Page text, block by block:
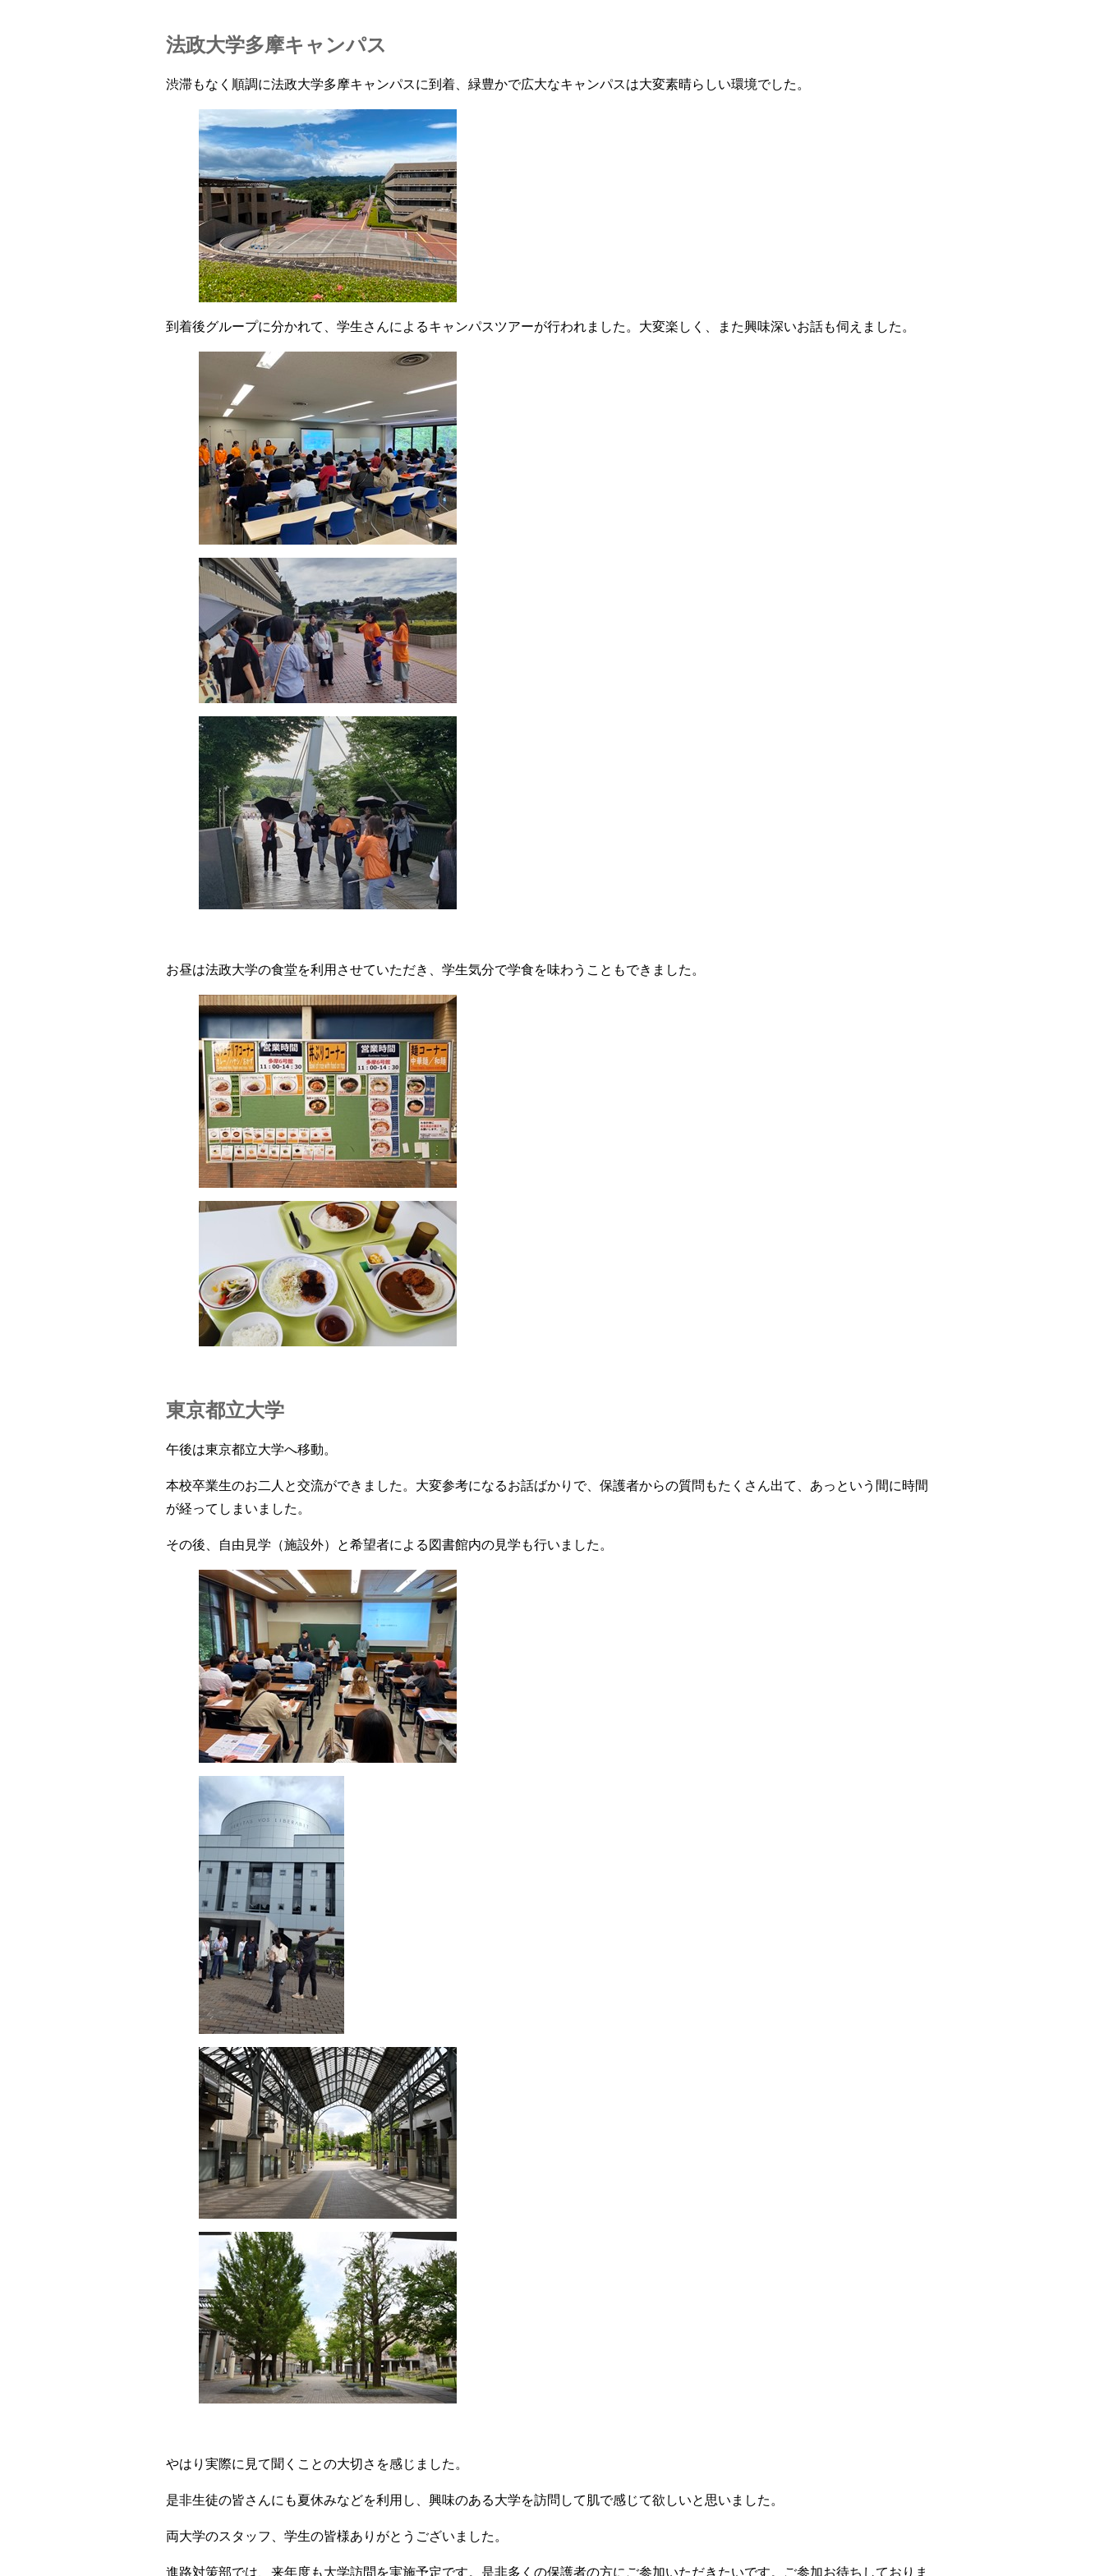
法政大学多摩キャンパス
渋滞もなく順調に法政大学多摩キャンパスに到着、緑豊かで広大なキャンパスは大変素晴らしい環境でした。
到着後グループに分かれて、学生さんによるキャンパスツアーが行われました。大変楽しく、また興味深いお話も伺えました。
お昼は法政大学の食堂を利用させていただき、学生気分で学食を味わうこともできました。
東京都立大学
午後は東京都立大学へ移動。
本校卒業生のお二人と交流ができました。大変参考になるお話ばかりで、保護者からの質問もたくさん出て、あっという間に時間
が経ってしまいました。
その後、自由見学（施設外）と希望者による図書館内の見学も行いました。
やはり実際に見て聞くことの大切さを感じました。
是非生徒の皆さんにも夏休みなどを利用し、興味のある大学を訪問して肌で感じて欲しいと思いました。
両大学のスタッフ、学生の皆様ありがとうございました。
進路対策部では、来年度も大学訪問を実施予定です。是非多くの保護者の方にご参加いただきたいです。ご参加お待ちしておりま